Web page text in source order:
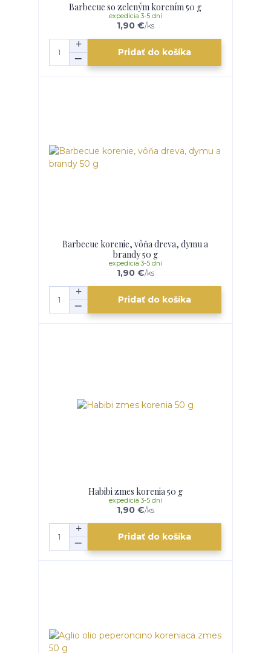
Barbecue so zeleným korením 50 g
1,90 €/ks
expedícia 3-5 dní
Pridať do košíka
Barbecue korenie, vôňa dreva, dymu a
brandy 50 g
1,90 €/ks
expedícia 3-5 dní
Pridať do košíka
Habibi zmes korenia 50 g
1,90 €/ks
expedícia 3-5 dní
Pridať do košíka